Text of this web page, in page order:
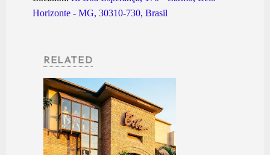
Horizonte - MG, 30310-730, Brasil
RELATED